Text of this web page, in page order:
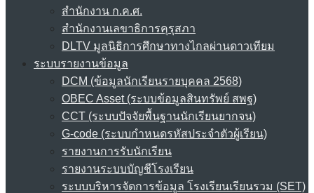
สำนักงาน ก.ค.ศ.
สำนักงานเลขาธิการคุรุสภา
DLTV มูลนิธิการศึกษาทางไกลผ่านดาวเทียม
ระบบรายงานข้อมูล
DCM (ข้อมูลนักเรียนรายบุคคล 2568)
OBEC Asset (ระบบข้อมูลสินทรัพย์ สพฐ)
CCT (ระบบปัจจัยพื้นฐานนักเรียนยากจน)
G-code (ระบบกำหนดรหัสประจำตัวผู้เรียน)
รายงานการรับนักเรียน
รายงานระบบบัญชีโรงเรียน
ระบบบริหารจัดการข้อมูล โรงเรียนเรียนรวม (SET)